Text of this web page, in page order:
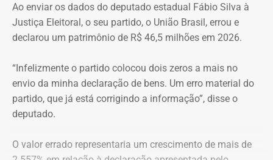
O apartamento que vai à leilão fica na Avenida Pasteu e
tem cerca de 101 metros quadrados. O imóvel se
Baía de Guanabara.
A Caixa Econômica tentou intimar pessoalmente o ex-
deputado federal. Mas como não conseguiu localizá-lo,
dias 5, 6 e 7 de novembro de 2025, concedendo o prazo
legal para regularização da dívida. Posteriormente, a
Ao enviar os dados do deputado estadual Fábio Silva à
Justiça Eleitoral, o seu partido, o União Brasil, errou e
declarou um patrimônio de R$ 46,5 milhões em 2026.
“Infelizmente o partido colocou dois zeros a mais no
envio da minha declaração de bens. Um erro material do
partido, que já está corrigindo a informação”, disse o
deputado.
O valor errado representaria um crescimento de mais de